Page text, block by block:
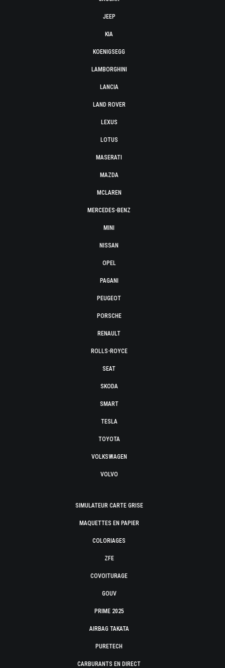
JEEP
KIA
KOENIGSEGG
LAMBORGHINI
LANCIA
LAND ROVER
LEXUS
LOTUS
MASERATI
MAZDA
MCLAREN
MERCEDES-BENZ
MINI
NISSAN
OPEL
PAGANI
PEUGEOT
PORSCHE
RENAULT
ROLLS-ROYCE
SEAT
SKODA
SMART
TESLA
TOYOTA
VOLKSWAGEN
VOLVO
SIMULATEUR CARTE GRISE
MAQUETTES EN PAPIER
COLORIAGES
ZFE
COVOITURAGE
GOUV
PRIME 2025
AIRBAG TAKATA
PURETECH
CARBURANTS EN DIRECT